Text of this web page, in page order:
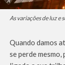
As variações de luz e
Quando damos
se perde